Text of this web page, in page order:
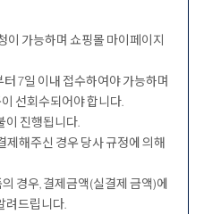
이 가능하며 쇼핑몰 마이페이지
7일 이내 접수하여야 가능하며
선회수되어야 합니다.
이 진행됩니다.
해주신 경우 당사 규정에 의해
경우, 결제금액(실결제 금액)에
려드립니다.